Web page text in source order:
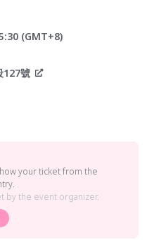
(GMT+8)
127號
your ticket from the
by the event organizer.